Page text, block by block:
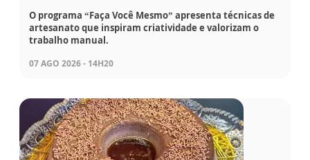
O programa “Faça Você Mesmo” apresenta técnicas de
artesanato que inspiram criatividade e valorizam o
trabalho manual.
07 AGO 2026 - 14H20